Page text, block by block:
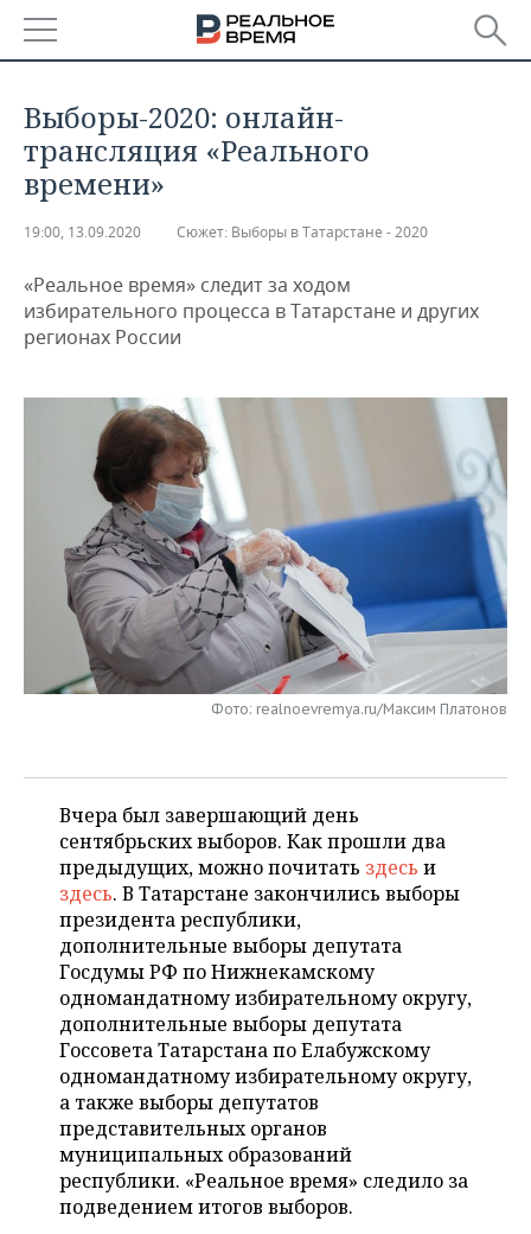
БАШКОРТОСТАН
ТАТАРСТАН
НОВОСТИ
АНАЛИТИКА
ДЕКЛАРАЦИИ О ДОХОДАХ
ВУЗЫ ТАТАРСТАНА
КОМУ ПРИНАДЛЕЖАТ
ТОРГОВЫЕ ЦЕНТРЫ
ТАТАРСТАНА
НОВОСТИ ЭКОНОМИКИ
БЮДЖЕТ
ИНВЕСТИЦИИ
ПРОМЫШЛЕННОСТЬ
АГРОПРОМ
МАШИНОСТРОЕНИЕ
НЕФТЕХИМИЯ
НЕФТЬ
НОВОСТИ НЕДВИЖИМОСТИ
НОВОСТИ АВТО
БИЗНЕС
НОВОСТИ БИЗНЕСА
РОЗНИЧНАЯ ТОРГОВЛЯ
ТРАНСПОРТ
УСЛУГИ
ТЕХНОЛОГИИ
НОВОСТИ ТЕХНОЛОГИЙ
МЕДИА
МЕРОПРИЯТИЯ
НОВОСТИ МЕРОПРИЯТИЙ
ВЫЕЗДНАЯ РЕДАКЦИЯ
ОТКРЫТАЯ ЛЕКЦИЯ
СПОРТ
НОВОСТИ СПОРТА
БАСКЕТБОЛ
ВОЛЕЙБОЛ
КИБЕРСПОРТ
ФИГУРНОЕ КАТАНИЕ
ВОДНЫЕ ВИДЫ СПОРТА
ХОККЕЙ С МЯЧОМ
ОБЩЕСТВО
ИНФРАСТРУКТУРА
ИСТОРИЯ
КУЛЬТУРА
МЕДИЦИНА
ОБРАЗОВАНИЕ
ПРОИСШЕСТВИЯ
СПРАВОЧНИК
СПИСОК ПЕРСОН
СПИСОК КОМПАНИЙ
ПОЛНАЯ ВЕРСИЯ
Выборы-2020: онлайн-
трансляция «Реального
времени»
19:00, 13.09.2020 Сюжет: Выборы в Татарстане - 2020
«Реальное время» следит за ходом
избирательного процесса в Татарстане и других
регионах России
Фото: realnoevremya.ru/Максим Платонов
Вчера был завершающий день
сентябрьских выборов. Как прошли два
предыдущих, можно почитать здесь и
здесь. В Татарстане закончились выборы
президента республики,
дополнительные выборы депутата
Госдумы РФ по Нижнекамскому
одномандатному избирательному округу,
дополнительные выборы депутата
Госсовета Татарстана по Елабужскому
одномандатному избирательному округу,
а также выборы депутатов
представительных органов
муниципальных образований
республики. «Реальное время» следило за
подведением итогов выборов.